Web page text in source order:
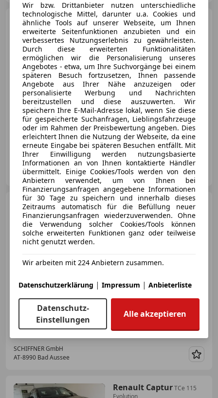
Nissan 370Z Pack Aut.
€ 28 500
07/2013 117 000 km Benzin 241 kW (328 PS)
SCHIFFNER GmbH
AT-8990 Bad Aussee
Renault ClioEquilibre SCe
65
€ 13 500
02/2023 20 500 km
SCHIFFNER GmbH
AT-8990 Bad Aussee
Renault CapturTCe 115
Evolution
Wir bzw. Drittanbieter nutzen unterschiedliche
technologische Mittel, darunter u.a. Cookies und
ähnliche Tools auf unserer Webseite, um Ihnen
erweiterte Seitenfunktionen anzubieten und ein
verbessertes Nutzungserlebnis zu gewährleisten.
Durch diese erweiterten Funktionalitäten
ermöglichen wir die Personalisierung unseres
Angebotes - etwa, um Ihre Suchvorgänge bei einem
späteren Besuch fortzusetzen, Ihnen passende
Angebote aus Ihrer Nähe anzuzeigen oder
personalisierte Werbung und Nachrichten
bereitzustellen und diese auszuwerten. Wir
speichern Ihre E-Mail-Adresse lokal, wenn Sie diese
für gespeicherte Suchanfragen, Lieblingsfahrzeuge
oder im Rahmen der Preisbewertung angeben. Dies
erleichtert Ihnen die Nutzung der Webseite, da eine
erneute Eingabe bei späteren Besuchen entfällt. Mit
Ihrer Einwilligung werden nutzungsbasierte
Informationen an von Ihnen kontaktierte Händler
übermittelt. Einige Cookies/Tools werden von den
Anbietern verwendet, um von Ihnen bei
Finanzierungsanfragen angegebene Informationen
für 30 Tage zu speichern und innerhalb dieses
Zeitraums automatisch für die Befüllung neuer
Finanzierungsanfragen wiederzuverwenden. Ohne
die Verwendung solcher Cookies/Tools können
solche erweiterten Funktionen ganz oder teilweise
nicht genutzt werden.
Wir arbeiten mit 224 Anbietern zusammen.
Datenschutzerklärung | Impressum | Anbieterliste
Datenschutz-
Einstellungen
Alle akzeptieren